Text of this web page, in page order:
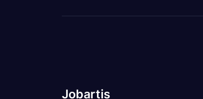
Jobartis